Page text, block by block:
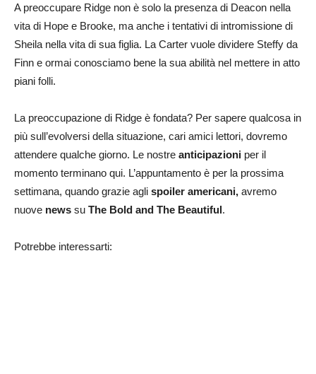
A preoccupare Ridge non è solo la presenza di Deacon nella
vita di Hope e Brooke, ma anche i tentativi di intromissione di
Sheila nella vita di sua figlia. La Carter vuole dividere Steffy da
Finn e ormai conosciamo bene la sua abilità nel mettere in atto
piani folli.
La preoccupazione di Ridge è fondata? Per sapere qualcosa in
più sull’evolversi della situazione, cari amici lettori, dovremo
attendere qualche giorno. Le nostre anticipazioni per il
momento terminano qui. L’appuntamento è per la prossima
settimana, quando grazie agli spoiler americani, avremo
nuove news su The Bold and The Beautiful.
Potrebbe interessarti: